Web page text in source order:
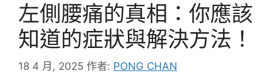
左側腰痛的真相：你應該
知道的症狀與解決方法！
18 4 月, 2025 作者: PONG CHAN